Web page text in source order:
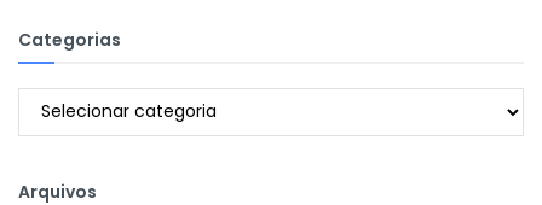
Categorias
Categorias
Arquivos